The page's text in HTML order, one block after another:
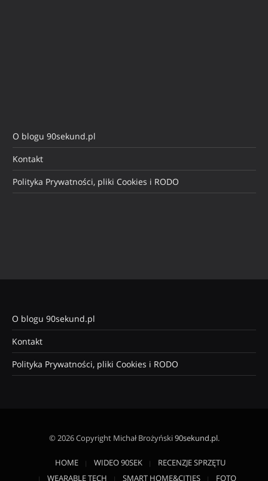
O blogu 90sekund.pl
Kontakt
Polityka Prywatności, pliki Cookies i RODO
O blogu 90sekund.pl
Kontakt
Polityka Prywatności, pliki Cookies i RODO
© 2026 Copyright Michał Brożyński90sekund.pl.
HOME WIDEO 90SEK
RECENZJE SPRZĘTU
WEARABLE TECH
SMART HOME&CITIES FOTO